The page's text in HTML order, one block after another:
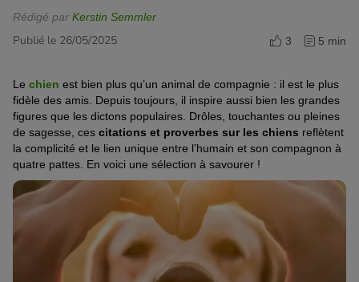
Rédigé par Kerstin Semmler
Publié le 26/05/2025 3 5 min
Le chien est bien plus qu’un animal de compagnie : il est le plus
fidèle des amis. Depuis toujours, il inspire aussi bien les grandes
figures que les dictons populaires. Drôles, touchantes ou pleines
de sagesse, ces citations et proverbes sur les chiens reflètent
la complicité et le lien unique entre l’humain et son compagnon à
quatre pattes. En voici une sélection à savourer !